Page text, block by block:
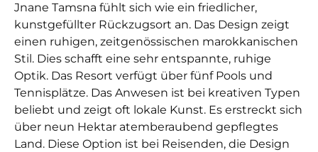
Jnane Tamsna fühlt sich wie ein friedlicher,
kunstgefüllter Rückzugsort an. Das Design zeigt
einen ruhigen, zeitgenössischen marokkanischen
Stil. Dies schafft eine sehr entspannte, ruhige
Optik. Das Resort verfügt über fünf Pools und
Tennisplätze. Das Anwesen ist bei kreativen Typen
beliebt und zeigt oft lokale Kunst. Es erstreckt sich
über neun Hektar atemberaubend gepflegtes
Land. Diese Option ist bei Reisenden, die Design